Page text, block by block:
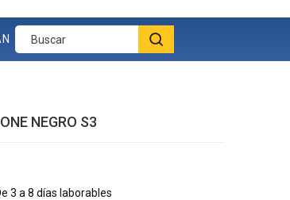
NEGRO S3
3 a 8 días laborables